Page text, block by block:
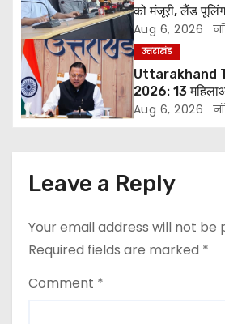
i
g
a
t
o
को मंजूरी, लैंड
परियोजनाओं को
Aug 6, 2026
उत्तराखंड
Uttarakhand
2026: 13
सीएम धामी करेंगे
Aug 6, 2026
Leave a Reply
Your email address will not be
Required fields are marked *
Comment *